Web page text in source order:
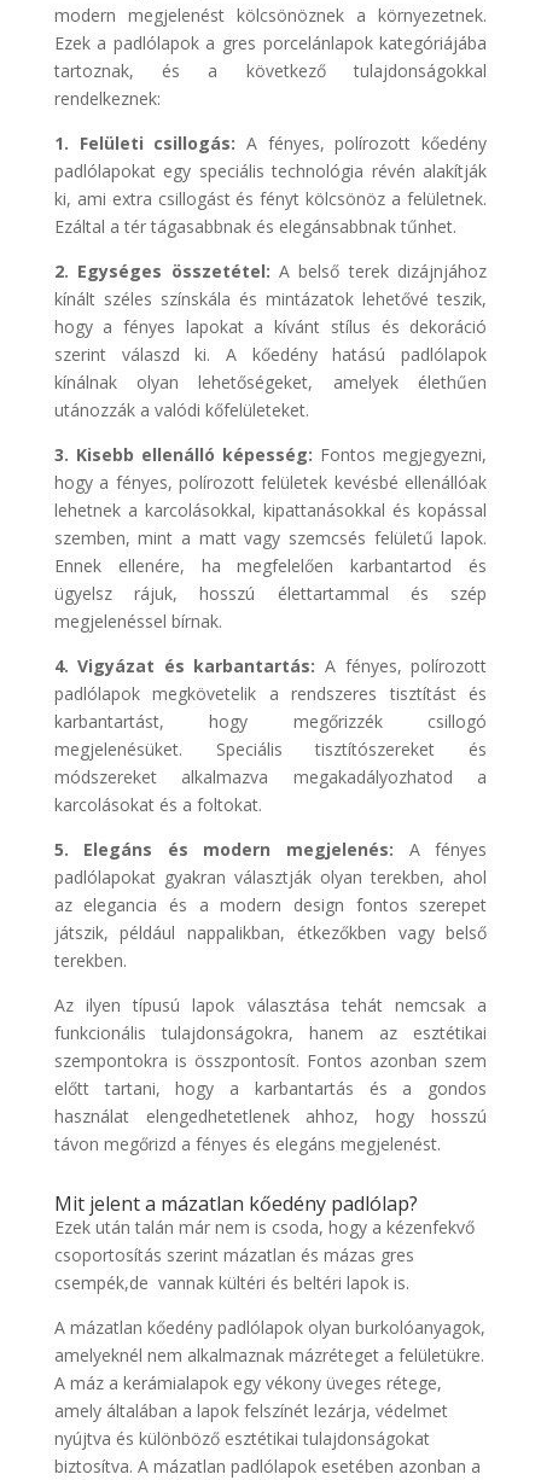
modern megjelenést kölcsönöznek a környezetnek.
Ezek a padlólapok a gres porcelánlapok kategóriájába
tartoznak, és a következő tulajdonságokkal
rendelkeznek:
1. Felületi csillogás: A fényes, polírozott kőedény
padlólapokat egy speciális technológia révén alakítják
ki, ami extra csillogást és fényt kölcsönöz a felületnek.
Ezáltal a tér tágasabbnak és elegánsabbnak tűnhet.
2. Egységes összetétel: A belső terek dizájnjához
kínált széles színskála és mintázatok lehetővé teszik,
hogy a fényes lapokat a kívánt stílus és dekoráció
szerint válaszd ki. A kőedény hatású padlólapok
kínálnak olyan lehetőségeket, amelyek élethűen
utánozzák a valódi kőfelületeket.
3. Kisebb ellenálló képesség: Fontos megjegyezni,
hogy a fényes, polírozott felületek kevésbé ellenállóak
lehetnek a karcolásokkal, kipattanásokkal és kopással
szemben, mint a matt vagy szemcsés felületű lapok.
Ennek ellenére, ha megfelelően karbantartod és
ügyelsz rájuk, hosszú élettartammal és szép
megjelenéssel bírnak.
4. Vigyázat és karbantartás: A fényes, polírozott
padlólapok megkövetelik a rendszeres tisztítást és
karbantartást, hogy megőrizzék csillogó
megjelenésüket. Speciális tisztítószereket és
módszereket alkalmazva megakadályozhatod a
karcolásokat és a foltokat.
5. Elegáns és modern megjelenés: A fényes
padlólapokat gyakran választják olyan terekben, ahol
az elegancia és a modern design fontos szerepet
játszik, például nappalikban, étkezőkben vagy belső
terekben.
Az ilyen típusú lapok választása tehát nemcsak a
funkcionális tulajdonságokra, hanem az esztétikai
szempontokra is összpontosít. Fontos azonban szem
előtt tartani, hogy a karbantartás és a gondos
használat elengedhetetlenek ahhoz, hogy hosszú
távon megőrizd a fényes és elegáns megjelenést.
Mit jelent a mázatlan kőedény padlólap?
Ezek után talán már nem is csoda, hogy a kézenfekvő
csoportosítás szerint mázatlan és mázas gres
csempék,de vannak kültéri és beltéri lapok is.
A mázatlan kőedény padlólapok olyan burkolóanyagok,
amelyeknél nem alkalmaznak mázréteget a felületükre.
A máz a kerámialapok egy vékony üveges rétege,
amely általában a lapok felszínét lezárja, védelmet
nyújtva és különböző esztétikai tulajdonságokat
biztosítva. A mázatlan padlólapok esetében azonban a